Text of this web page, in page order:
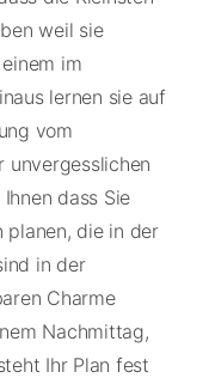
weil sie
im
lernen sie auf
vom
unvergesslichen
dass Sie
planen, die in der
in der
Charme
Nachmittag,
Ihr Plan fest